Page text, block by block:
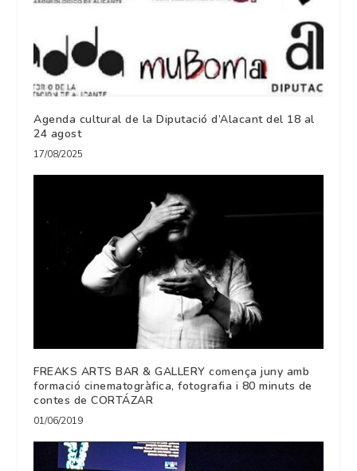
Agenda cultural de la Diputació d’Alacant del 18 al
24 agost
17/08/2025
FREAKS ARTS BAR & GALLERY comença juny amb
formació cinematogràfica, fotografia i 80 minuts de
contes de CORTÁZAR
01/06/2019